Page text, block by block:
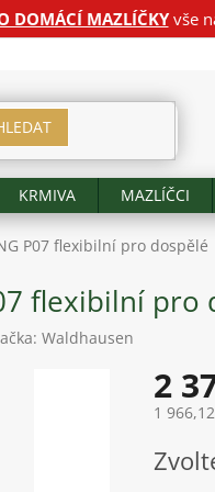
DOMÁCÍ MAZLÍČKYvše
KRMIVA MAZLÍČCI
P07 flexibilní pro dospělé
flexibilní pro
Waldhausen
2
1
cena: